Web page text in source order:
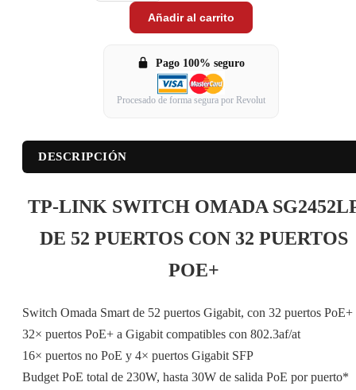
Añadir al carrito
Pago 100% seguro
Procesado de forma segura por Revolut
DESCRIPCIÓN
TP-LINK SWITCH OMADA
DE 52 PUERTOS CON 32 PUERTOS
POE+
Switch Omada Smart de 52 puertos Gigabit, con 32 puertos PoE+
32× puertos PoE+ a Gigabit compatibles con 802.3af/at
16× puertos no PoE y 4× puertos Gigabit SFP
Budget PoE total de 230W, hasta 30W de salida PoE por puerto*